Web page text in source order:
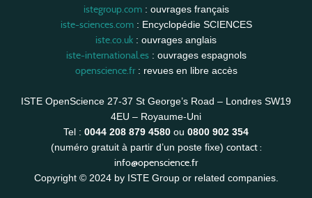
istegroup.com: ouvrages français
iste-sciences.com: Encyclopédie SCIENCES
iste.co.uk : ouvrages anglais
iste-international.es: ouvrages espagnols
openscience.fr: revues en libre accès
ISTE OpenScience 27-37 St George’s Road – Londres SW19
4EU – Royaume-Uni
Tel : 0044 208 879 4580 ou 0800 902 354
(numéro gratuit à partir d’un poste fixe) contact :
info@openscience.fr
Copyright © 2024 by ISTE Group or related companies.